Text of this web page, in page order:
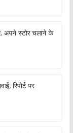
अपने स्टोर चलाने के
रिपोर्ट पर